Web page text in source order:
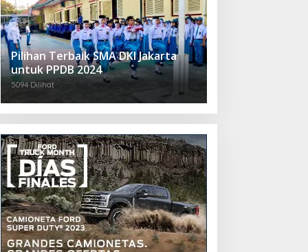
Pilihan Terbaik SMA DKI Jakarta
untuk PPDB 2024
5094 Dilihat